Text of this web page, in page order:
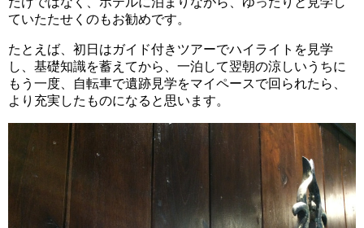
ていたたせくのもお勧めです。
たとえば、初日はガイド付きツアーでハイライトを見学
し、基礎知識を蓄えてから、一泊して翌朝の涼しいうちに
もう一度、自転車で遺跡見学をマイペースで回られたら、
より充実したものになると思います。